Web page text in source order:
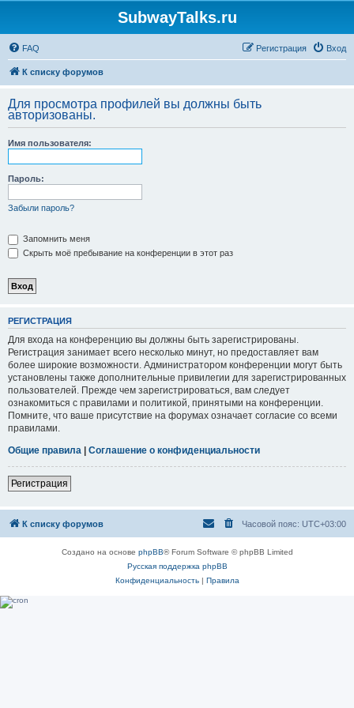
SubwayTalks.ru
FAQ Вход
Регистрация
К списку форумов
Для просмотра профилей вы должны быть
авторизованы.
Имя пользователя:
Пароль:
Забыли пароль?
Запомнить меня
Скрыть моё пребывание на конференции в этот раз
РЕГИСТРАЦИЯ
Для входа на конференцию вы должны быть зарегистрированы.
Регистрация занимает всего несколько минут, но предоставляет вам
более широкие возможности. Администратором конференции могут быть
установлены также дополнительные привилегии для зарегистрированных
пользователей. Прежде чем зарегистрироваться, вам следует
ознакомиться с правилами и политикой, принятыми на конференции.
Помните, что ваше присутствие на форумах означает согласие со всеми
правилами.
Общие правила | Соглашение о конфиденциальности
Регистрация
К списку форумов Часовой пояс: UTC+03:00
Создано на основе phpBB® Forum Software © phpBB Limited
Русская поддержка phpBB
Конфиденциальность| Правила